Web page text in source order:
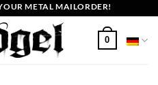
METAL MAILORDER!
0